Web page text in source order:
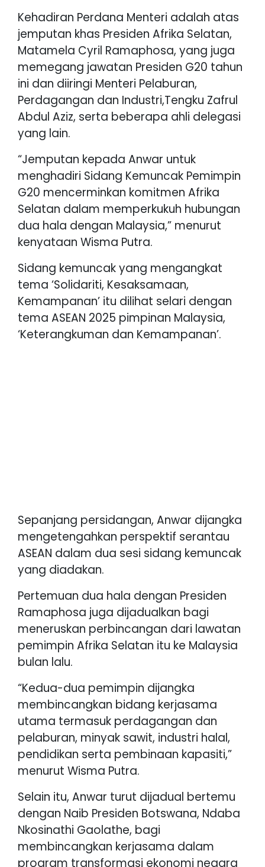
Kehadiran Perdana Menteri adalah atas
jemputan khas Presiden Afrika Selatan,
Matamela Cyril Ramaphosa, yang juga
memegang jawatan Presiden G20 tahun
ini dan diiringi Menteri Pelaburan,
Perdagangan dan Industri,Tengku Zafrul
Abdul Aziz, serta beberapa ahli delegasi
yang lain.
“Jemputan kepada Anwar untuk
menghadiri Sidang Kemuncak Pemimpin
G20 mencerminkan komitmen Afrika
Selatan dalam memperkukuh hubungan
dua hala dengan Malaysia,” menurut
kenyataan Wisma Putra.
Sidang kemuncak yang mengangkat
tema ‘Solidariti, Kesaksamaan,
Kemampanan’ itu dilihat selari dengan
tema ASEAN 2025 pimpinan Malaysia,
‘Keterangkuman dan Kemampanan’.
Sepanjang persidangan, Anwar dijangka
mengetengahkan perspektif serantau
ASEAN dalam dua sesi sidang kemuncak
yang diadakan.
Pertemuan dua hala dengan Presiden
Ramaphosa juga dijadualkan bagi
meneruskan perbincangan dari lawatan
pemimpin Afrika Selatan itu ke Malaysia
bulan lalu.
“Kedua-dua pemimpin dijangka
membincangkan bidang kerjasama
utama termasuk perdagangan dan
pelaburan, minyak sawit, industri halal,
pendidikan serta pembinaan kapasiti,”
menurut Wisma Putra.
Selain itu, Anwar turut dijadual bertemu
dengan Naib Presiden Botswana, Ndaba
Nkosinathi Gaolathe, bagi
membincangkan kerjasama dalam
program transformasi ekonomi negara